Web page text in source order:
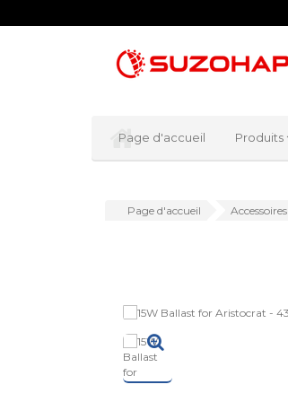
Page d'accueil Produits
Page d'accueil Accessoires